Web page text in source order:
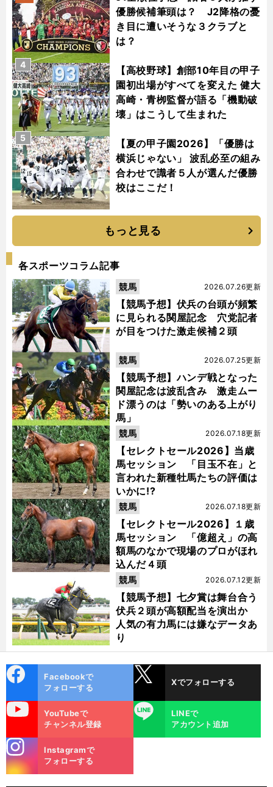
優勝候補筆頭は？ J2降格の憂
き目に遭いそうな３クラブと
は？
【高校野球】創部10年目の甲子
園初出場がすべてを変えた 健大
高崎・青栁監督が語る「機動破
壊」はこうして生まれた
4
【夏の甲子園2026】「優勝は
横浜じゃない」 波乱必至の組み
合わせで識者５人が選んだ優勝
校はここだ！
5
もっと見る
各スポーツコラム記事
【競馬予想】伏兵の台頭が頻繁
に見られる関屋記念 穴党記者
が目をつけた激走候補２頭
2026.07.26更新
競馬
【競馬予想】ハンデ戦となった
関屋記念は波乱含み 激走ムー
ド漂うのは「勢いのある上がり
馬」
2026.07.25更新
競馬
【セレクトセール2026】当歳
馬セッション 「目玉不在」と
言われた新種牡馬たちの評価は
いかに!?
2026.07.18更新
競馬
【セレクトセール2026】１歳
馬セッション 「億超え」の高
額馬のなかで現場のプロがほれ
込んだ４頭
2026.07.18更新
競馬
【競馬予想】七夕賞は舞台合う
伏兵２頭が高額配当を演出か
人気の有力馬には嫌なデータあ
り
2026.07.12更新
競馬
ok
Facebookで
フォローする
Xでフォローする
YouTubeで
チャンネル登録
LINE
LINEで
アカウント追加
m
Instagramで
フォローする